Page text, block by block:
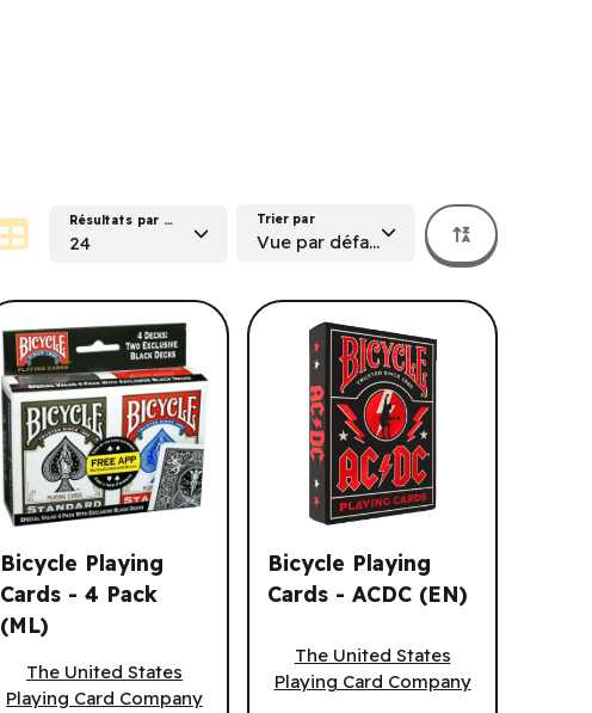
Résultats par page
24
Trier par
Vue par défaut
Bicycle Playing
Cards - 4 Pack
(ML)
Bicycle Playing Cards - 4 Pack (ML)
The United States
Playing Card Company
Bicycle Playing
Cards - ACDC (EN)
The United States
Playing Card Company